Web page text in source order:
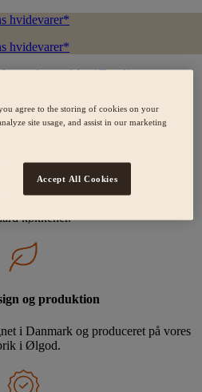
hvidevarer*
hvidevarer*
/ Everline
kvalitetskøkkener
køkkener.
og produktion
i Danmark og produceret på vores
i Ølgod.
agree to the storing of cookies on your
site usage, and assist in our marketing
Accept All Cookies